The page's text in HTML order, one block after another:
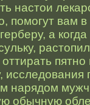
настои
помогут вам в
а
исследования
нарядом
обычную